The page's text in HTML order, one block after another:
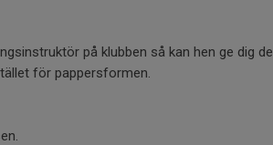
på klubben så kan hen ge dig de
för pappersformen.